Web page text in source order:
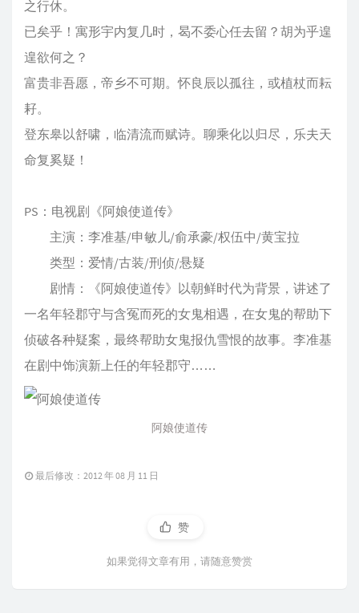
之行休。
已矣乎！寓形宇内复几时，曷不委心任去留？胡为乎遑
遑欲何之？
富贵非吾愿，帝乡不可期。怀良辰以孤往，或植杖而耘
耔。
登东皋以舒啸，临清流而赋诗。聊乘化以归尽，乐夫天
命复奚疑！
PS：电视剧《阿娘使道传》
主演：李准基/申敏儿/俞承豪/权伍中/黄宝拉
类型：爱情/古装/刑侦/悬疑
剧情：《阿娘使道传》以朝鲜时代为背景，讲述了
一名年轻郡守与含冤而死的女鬼相遇，在女鬼的帮助下
侦破各种疑案，最终帮助女鬼报仇雪恨的故事。李准基
在剧中饰演新上任的年轻郡守……
阿娘使道传
最后修改：2012 年 08 月 11 日
赞
如果觉得文章有用，请随意赞赏